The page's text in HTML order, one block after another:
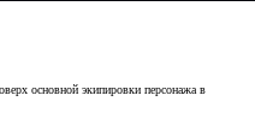
основной экипировки персонажа в